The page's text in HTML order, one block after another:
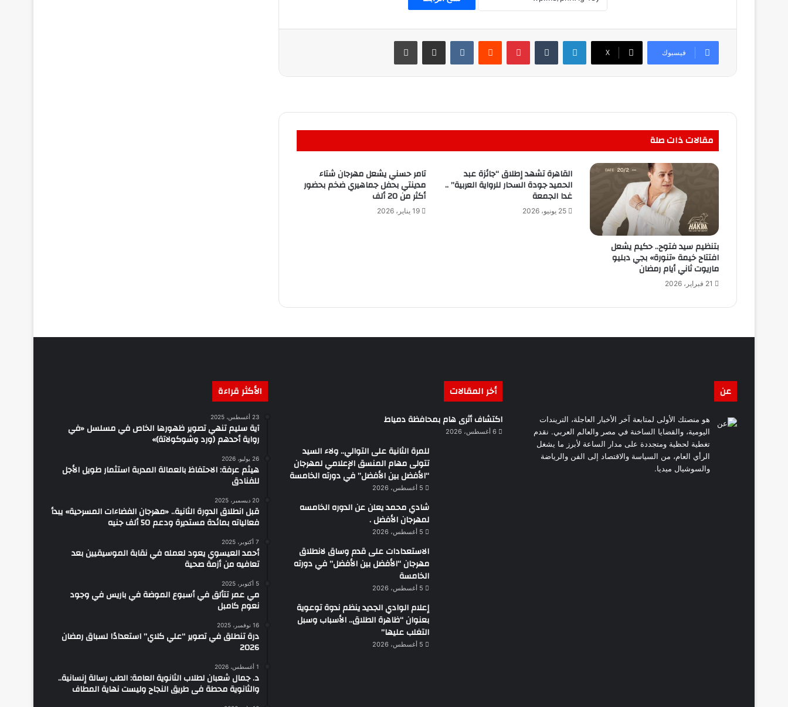
فيسبوك ‫X
لينكدإن بينتيريست مشاركة عبر البريد طباعة
مقالات ذات صلة
بتنظيم سيد فتوح.. حكيم يشعل
افتتاح خيمة «تنورة» بجي دبليو
ماريوت ثاني أيام رمضان
21 فبراير، 2026
القاهرة تشهد إطلاق “جائزة عبد
الحميد جودة السحار للرواية العربية” ..
غدا الجمعة
25 يونيو، 2026
تامر حسني يشعل مهرجان شتاء
مدينتي بحفل جماهيري ضخم بحضور
أكثر من 20 ألف
19 يناير، 2026
عن
هو منصتك الأولى لمتابعة آخر الأخبار العاجلة، التريندات
اليومية، والقضايا الساخنة في مصر والعالم العربي. نقدم
تغطية لحظية ومتجددة على مدار الساعة لأبرز ما يشغل
الرأي العام، من السياسة والاقتصاد إلى الفن والرياضة
والسوشيال ميديا.
أخر المقالات
اكتشاف أثرى هام بمحافظة دمياط
6 أغسطس، 2026
للمرة الثانية على التوالي.. ولاء السيد
تتولى مهام المنسق الإعلامي لمهرجان
“الأفضل بين الأفضل” في دورته الخامسة
5 أغسطس، 2026
شادي محمد يعلن عن الدوره الخامسه
لمهرجان الأفضل .
5 أغسطس، 2026
الاستعدادات على قدم وساق لانطلاق
مهرجان “الأفضل بين الأفضل” في دورته
الخامسة
5 أغسطس، 2026
إعلام الوادي الجديد ينظم ندوة توعوية
بعنوان “ظاهرة الطلاق.. الأسباب وسبل
التغلب عليها”
5 أغسطس، 2026
الأكثر قراءة
23 أغسطس، 2025
آية سليم تنهي تصوير ظهورها الخاص في مسلسل «في
رواية أحدهم (ورد وشوكولاتة)»
26 يوليو، 2026
هيثم عرفة: الاحتفاظ بالعمالة المدربة استثمار طويل الأجل
للفنادق
20 ديسمبر، 2025
قبل انطلاق الدورة الثانية.. «مهرجان الفضاءات المسرحية» يبدأ
فعالياته بمائدة مستديرة ودعم 50 ألف جنيه
7 أكتوبر، 2025
أحمد العيسوي يعود لعمله في نقابة الموسيقيين بعد
تعافيه من أزمة صحية
5 أكتوبر، 2025
مي عمر تتألق في أسبوع الموضة في باريس في وجود
نعوم كامبل
16 نوفمبر، 2025
درة تنطلق في تصوير “علي كلاي” استعدادًا لسباق رمضان
2026
1 أغسطس، 2026
د. جمال شعبان لطلاب الثانوية العامة: الطب رسالة إنسانية..
والثانوية محطة فى طريق النجاح وليست نهاية المطاف